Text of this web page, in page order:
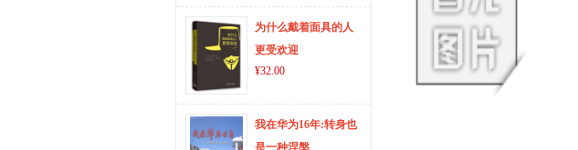
为什么戴着面具的人
更受欢迎
¥32.00
我在华为16年:转身也
是一种涅槃